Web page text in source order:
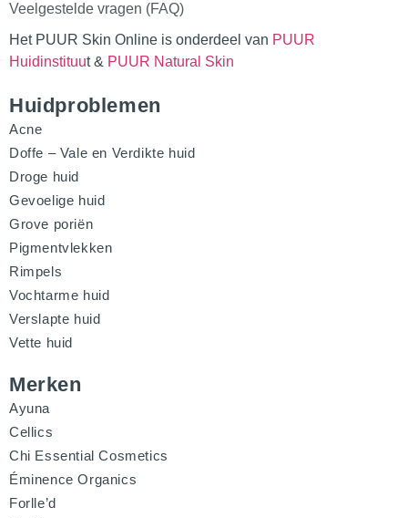
Veelgestelde vragen (FAQ)
Het PUUR Skin Online is onderdeel van PUUR
Huidinstituut & PUUR Natural Skin
Huidproblemen
Acne
Doffe – Vale en Verdikte huid
Droge huid
Gevoelige huid
Grove poriën
Pigmentvlekken
Rimpels
Vochtarme huid
Verslapte huid
Vette huid
Merken
Ayuna
Cellics
Chi Essential Cosmetics
Éminence Organics
Forlle’d